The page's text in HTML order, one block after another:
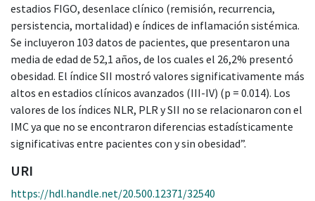
estadios FIGO, desenlace clínico (remisión, recurrencia,
persistencia, mortalidad) e índices de inflamación sistémica.
Se incluyeron 103 datos de pacientes, que presentaron una
media de edad de 52,1 años, de los cuales el 26,2% presentó
obesidad. El índice SII mostró valores significativamente más
altos en estadios clínicos avanzados (III-IV) (p = 0.014). Los
valores de los índices NLR, PLR y SII no se relacionaron con el
IMC ya que no se encontraron diferencias estadísticamente
significativas entre pacientes con y sin obesidad”.
URI
https://hdl.handle.net/20.500.12371/32540